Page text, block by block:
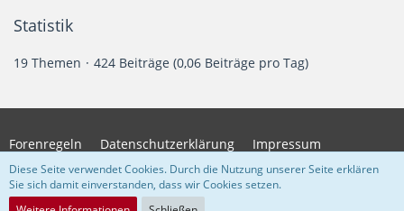
Statistik
19 Themen 424 Beiträge (0,06 Beiträge pro Tag)
Forenregeln Datenschutzerklärung Impressum
Community-Software:
Diese Seite verwendet Cookies. Durch die Nutzung unserer Seite erklären
Sie sich damit einverstanden, dass wir Cookies setzen.